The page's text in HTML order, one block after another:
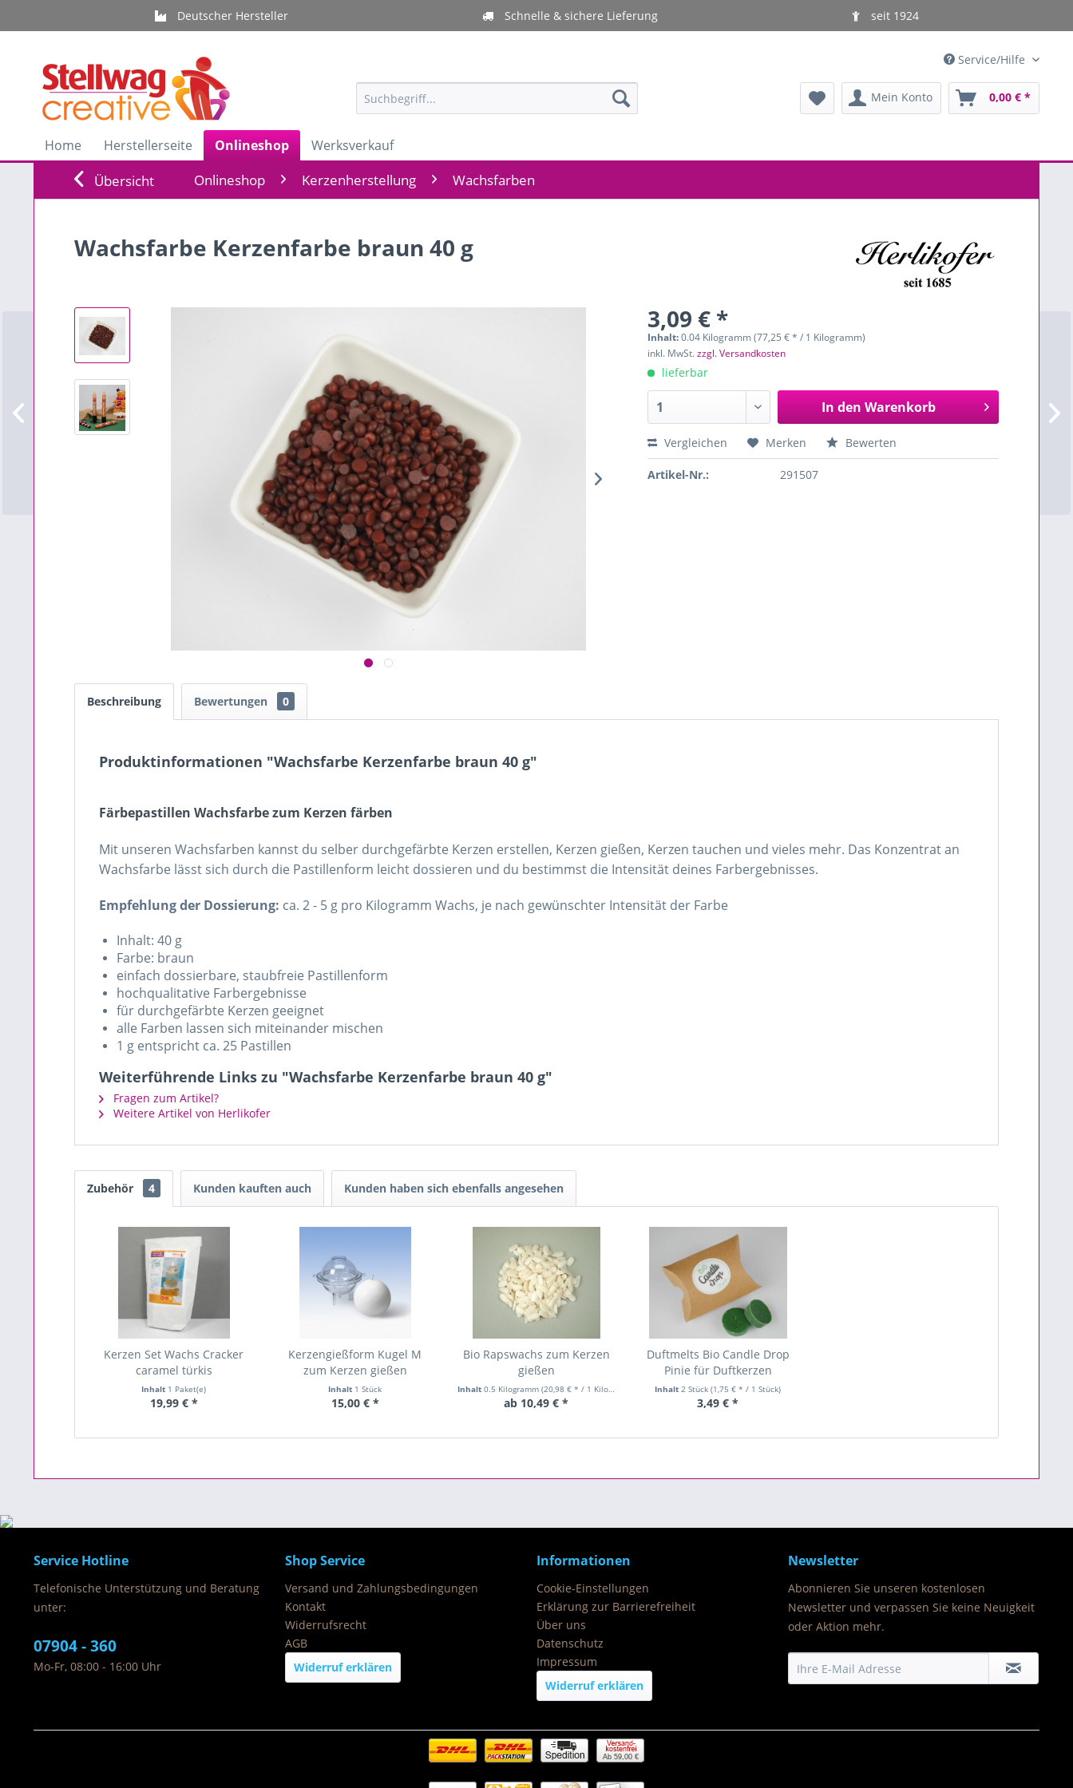
Deutscher Hersteller Schnelle & sichere Lieferung seit 1924
Service/Hilfe
Mein Konto 0,00 € *
Home Herstellerseite Onlineshop Werksverkauf
Übersicht Onlineshop Kerzenherstellung Wachsfarben
Wachsfarbe Kerzenfarbe braun 40 g
3,09 € *
Inhalt:0.04 Kilogramm (77,25 € * / 1 Kilogramm)
inkl. MwSt.zzgl. Versandkosten
lieferbar
In den Warenkorb
Vergleichen Merken Bewerten
Artikel-Nr.: 291507
Beschreibung Bewertungen 0
Produktinformationen "Wachsfarbe Kerzenfarbe braun 40 g"
Färbepastillen Wachsfarbe zum Kerzen färben
Mit unseren Wachsfarben kannst du selber durchgefärbte Kerzen erstellen, Kerzen gießen, Kerzen tauchen und vieles mehr. Das Konzentrat an
Wachsfarbe lässt sich durch die Pastillenform leicht dossieren und du bestimmst die Intensität deines Farbergebnisses.
Empfehlung der Dossierung: ca. 2 - 5 g pro Kilogramm Wachs, je nach gewünschter Intensität der Farbe
Inhalt: 40 g
Farbe: braun
einfach dossierbare, staubfreie Pastillenform
hochqualitative Farbergebnisse
für durchgefärbte Kerzen geeignet
alle Farben lassen sich miteinander mischen
1 g entspricht ca. 25 Pastillen
Weiterführende Links zu "Wachsfarbe Kerzenfarbe braun 40 g"
Fragen zum Artikel?
Weitere Artikel von Herlikofer
Zubehör 4 Kunden kauften auch Kunden haben sich ebenfalls angesehen
Kerzen Set Wachs Cracker
caramel türkis
Inhalt 1 Paket(e)
19,99 € *
Kerzengießform Kugel M
zum Kerzen gießen
Inhalt 1 Stück
15,00 € *
Bio Rapswachs zum Kerzen
gießen
Inhalt0.5 Kilogramm(20,98 € * / 1 Kilogramm)
ab 10,49 € *
Duftmelts Bio Candle Drop
Pinie für Duftkerzen
Inhalt2 Stück(1,75 € * / 1 Stück)
3,49 € *
Service Hotline
Telefonische Unterstützung und Beratung
unter:
07904 - 360
Mo-Fr, 08:00 - 16:00 Uhr
Shop Service
Versand und Zahlungsbedingungen
Kontakt
Widerrufsrecht
AGB
Widerruf erklären
Informationen
Cookie-Einstellungen
Erklärung zur Barrierefreiheit
Über uns
Datenschutz
Impressum
Widerruf erklären
Newsletter
Abonnieren Sie unseren kostenlosen
Newsletter und verpassen Sie keine Neuigkeit
oder Aktion mehr.
Ab 59,00 €